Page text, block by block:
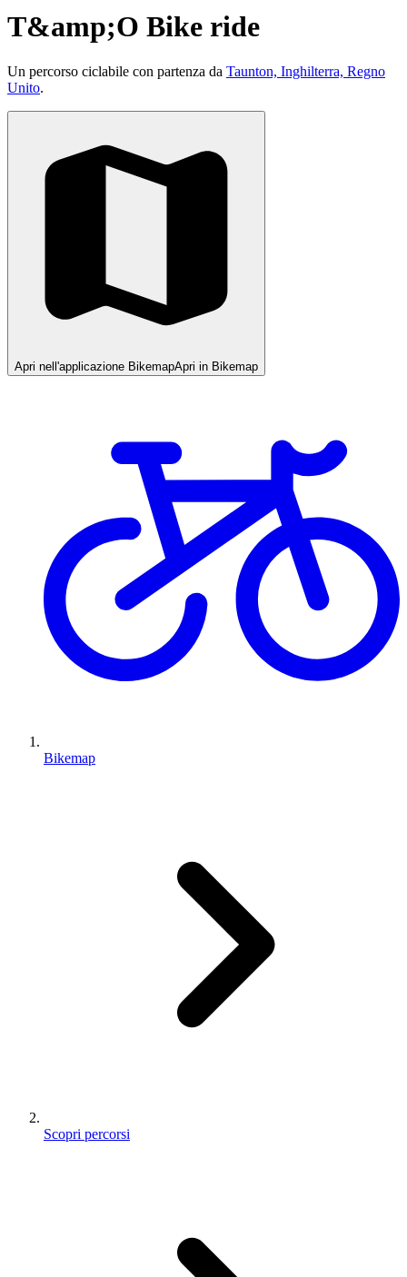
T&amp;O Bike ride
Un percorso ciclabile con partenza da Taunton, Inghilterra, Regno
Unito.
Apri nell'applicazione BikemapApri in Bikemap
Bikemap
Scopri percorsi